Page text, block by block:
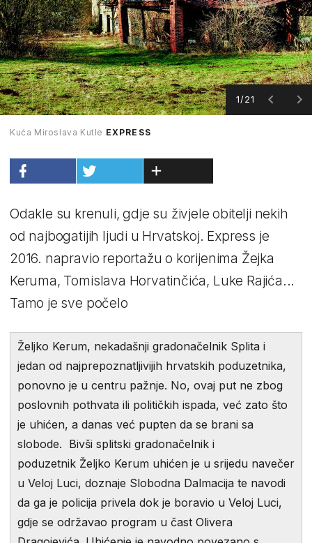
1/21
Kuća Miroslava Kutle EXPRESS
Odakle su krenuli, gdje su živjele obitelji nekih
od najbogatijih ljudi u Hrvatskoj. Express je
2016. napravio reportažu o korijenima Žejka
Keruma, Tomislava Horvatinčića, Luke Rajića...
Tamo je sve počelo
Željko Kerum, nekadašnji gradonačelnik Splita i
jedan od najprepoznatljivijih hrvatskih poduzetnika,
ponovno je u centru pažnje. No, ovaj put ne zbog
poslovnih pothvata ili političkih ispada, već zato što
je uhićen, a danas već pupten da se brani sa
slobode. Bivši splitski gradonačelnik i
poduzetnik Željko Kerum uhićen je u srijedu navečer
u Veloj Luci, doznaje Slobodna Dalmacija te navodi
da ga je policija privela dok je boravio u Veloj Luci,
gdje se održavao program u čast Olivera